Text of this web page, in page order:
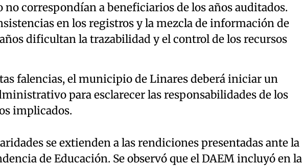
no correspondían a beneficiarios de los años auditados.
en los registros y la mezcla de información de
dificultan la trazabilidad y el control de los recursos
falencias, el municipio de Linares deberá iniciar un
para esclarecer las responsabilidades de los
implicados.
se extienden a las rendiciones presentadas ante la
de Educación. Se observó que el DAEM incluyó en la